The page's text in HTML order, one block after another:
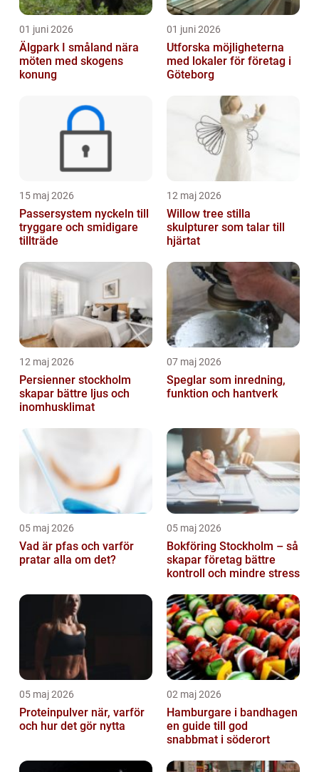
01 juni 2026
Älgpark I småland nära
möten med skogens
konung
01 juni 2026
Utforska möjligheterna
med lokaler för företag i
Göteborg
15 maj 2026
Passersystem nyckeln till
tryggare och smidigare
tillträde
12 maj 2026
Willow tree stilla
skulpturer som talar till
hjärtat
12 maj 2026
Persienner stockholm
skapar bättre ljus och
inomhusklimat
07 maj 2026
Speglar som inredning,
funktion och hantverk
05 maj 2026
Vad är pfas och varför
pratar alla om det?
05 maj 2026
Bokföring Stockholm – så
skapar företag bättre
kontroll och mindre stress
05 maj 2026
Proteinpulver när, varför
och hur det gör nytta
02 maj 2026
Hamburgare i bandhagen
en guide till god
snabbmat i söderort